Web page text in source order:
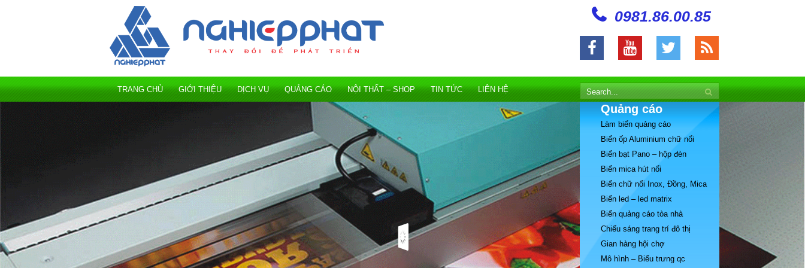
0981.86.00.85
TRANG CHỦ GIỚI THIỆU DỊCH VỤ QUẢNG CÁO NỘI THẤT – SHOP TIN TỨC LIÊN HỆ
Quảng cáo
Làm biển quảng cáo
Biển ốp Aluminium chữ nổi
Biển bạt Pano – hộp đèn
Biển mica hút nổi
Biển chữ nổi Inox, Đồng, Mica
Biển led – led matrix
Biển quảng cáo tòa nhà
Chiếu sáng trang trí đô thị
Gian hàng hội chợ
Mô hình – Biểu trưng qc